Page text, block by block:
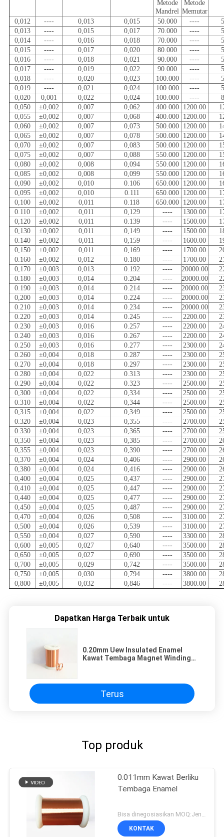
Metode
Mandrel
Metode
Memutar
0,012
---- 0,013 0,015 50.000 ----
0,013
---- 0,015 0,017 70.000 ----
0,014
---- 0,016 0,018 70.000 ----
0,015
---- 0,017 0,020 80.000 ----
0,016
---- 0,018 0,021 90.000 ----
0,017
---- 0,019 0,022 90.000 ----
0,018
---- 0,020 0,023 100.000 ----
0,019
---- 0,021 0,024 100.000 ----
0,020
0,001 0,022 0,024 100.000 ----
0,050
±0,002 0,007 0,062 400.000 1200.00
0,055
±0,002 0,007 0,068 400.000 1200.00
0,060
±0,002 0,007 0,073 500.000 1200.00
0,065
±0,002 0,007 0,078 500.000 1200.00
0,070
±0,002 0,007 0,083 500.000 1200.00
0,075
±0,002 0,007 0,088 550.000 1200.00
0,080
±0,002 0,008 0,094 550.000 1200.00
0,085
±0,002 0,008 0,099 550.000 1200.00
0,090
±0,002 0,010 0.106 650.000 1200.00
0,095
±0,002 0,010 0.111 650.000 1200.00
0,100
±0,002 0,011 0.118 650.000 1200.00
0.110
±0,002 0,011 0,129 ---- 1300.00
0,120
±0,002 0,011 0.139 ---- 1500.00
0,130
±0,002 0,011 0,149 ---- 1500.00
0.140
±0,002 0,011 0,159 ---- 1600.00
0,150
±0,002 0,011 0,169 ---- 1700.00
0.160
±0,002 0,012 0.180 ---- 1700.00
0,170
±0,003 0,013 0.192 ---- 20000.00
0.180
±0,003 0,014 0.204 ---- 20000.00
0.190
±0,003 0,014 0.214 ---- 20000.00
0,200
±0,003 0,014 0.224 ---- 20000.00
0.210
±0,003 0,014 0.234 ---- 20000.00
0.220
±0,003 0,014 0.245 ---- 2200.00
0.230
±0,003 0,016 0.257 ---- 2200.00
0.240
±0,003 0,016 0.267 ---- 2200.00
0.250
±0,003 0,016 0.277 ---- 2300.00
0.260
±0,004 0,018 0.287 ---- 2300.00
0.270
±0,004 0,018 0.297 ---- 2300.00
0.280
±0,004 0,022 0.313 ---- 2300.00
0.290
±0,004 0,022 0.323 ---- 2500.00
0,300
±0,004 0,022 0,334 ---- 2500.00
0.310
±0,004 0,022 0,344 ---- 2500.00
0,315
±0,004 0,022 0,349 ---- 2500.00
0.320
±0,004 0,023 0,355 ---- 2700.00
0.330
±0,004 0,023 0,365 ---- 2700.00
0,350
±0,004 0,023 0,385 ---- 2700.00
0,355
±0,004 0,023 0,390 ---- 2700.00
0,370
±0,004 0,024 0,406 ---- 2900.00
0,380
±0,004 0,024 0,416 ---- 2900.00
0,400
±0,004 0,025 0,437 ---- 2900.00
0,410
±0,004 0,025 0,447 ---- 2900.00
0,440
±0,004 0,025 0,477 ---- 2900.00
0,450
±0,004 0,025 0,487 ---- 2900.00
0,470
±0,004 0,026 0,508 ---- 3100.00
0,500
±0,004 0,026 0,539 ---- 3100.00
0,550
±0,004 0,027 0,590 ---- 3300.00
0,600
±0,005 0,027 0,640 ---- 3500.00
0,650
±0,005 0,027 0,690 ---- 3500.00
0,700
±0,005 0,029 0,742 ---- 3500.00
0,750
±0,005 0,030 0,794 ---- 3800.00
0,800
±0,005 0,032 0,846 ---- 3800.00
Dapatkan Harga Terbaik untuk
0.20mm Uew Insulated Enamel
Kawat Tembaga Magnet Winding
Terus
Top produk
0.011mm Kawat Berliku
Tembaga Enamel
Bisa dinegosiasikan MOQ:Jenis yang berbeda dengan MOQ berbeda
KONTAK